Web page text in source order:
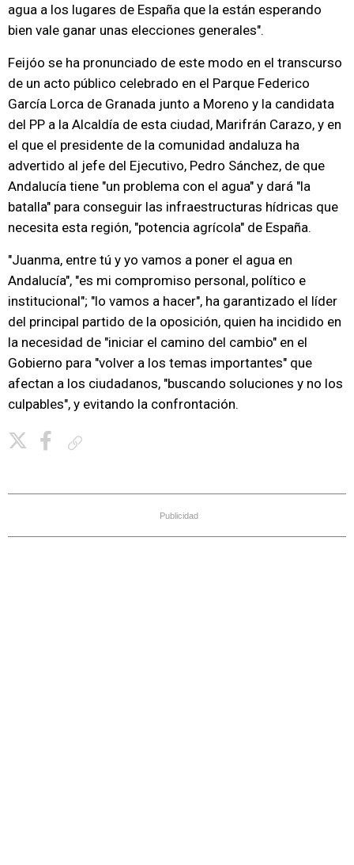
agua a los lugares de España que la están esperando
bien vale ganar unas elecciones generales".
Feijóo se ha pronunciado de este modo en el transcurso
de un acto público celebrado en el Parque Federico
García Lorca de Granada junto a Moreno y la candidata
del PP a la Alcaldía de esta ciudad, Marifrán Carazo, y en
el que el presidente de la comunidad andaluza ha
advertido al jefe del Ejecutivo, Pedro Sánchez, de que
Andalucía tiene "un problema con el agua" y dará "la
batalla" para conseguir las infraestructuras hídricas que
necesita esta región, "potencia agrícola" de España.
"Juanma, entre tú y yo vamos a poner el agua en
Andalucía", "es mi compromiso personal, político e
institucional"; "lo vamos a hacer", ha garantizado el líder
del principal partido de la oposición, quien ha incidido en
la necesidad de "iniciar el camino del cambio" en el
Gobierno para "volver a los temas importantes" que
afectan a los ciudadanos, "buscando soluciones y no los
culpables", y evitando la confrontación.
Publicidad